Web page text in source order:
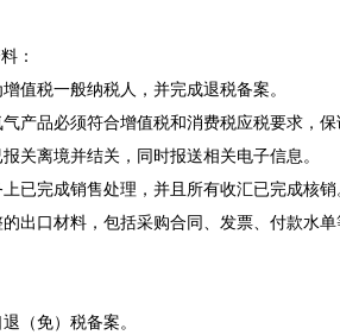
：
值税一般纳税人，并完成退税备案。
产品必须符合增值税和消费税应税要求，
关离境并结关，同时报送相关电子信息。
已完成销售处理，并且所有收汇已完成核销
出口材料，包括采购合同、发票、付款水单
（免）税备案。